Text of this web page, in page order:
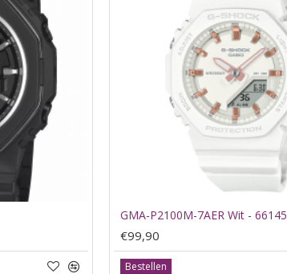
GMA-P2100M-7AER Wit - 66145
€99,90
Bestellen